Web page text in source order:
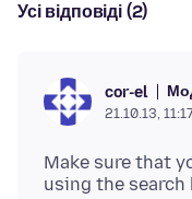
Усі відповіді (2)
cor-el
21.10.13,
Make sure that